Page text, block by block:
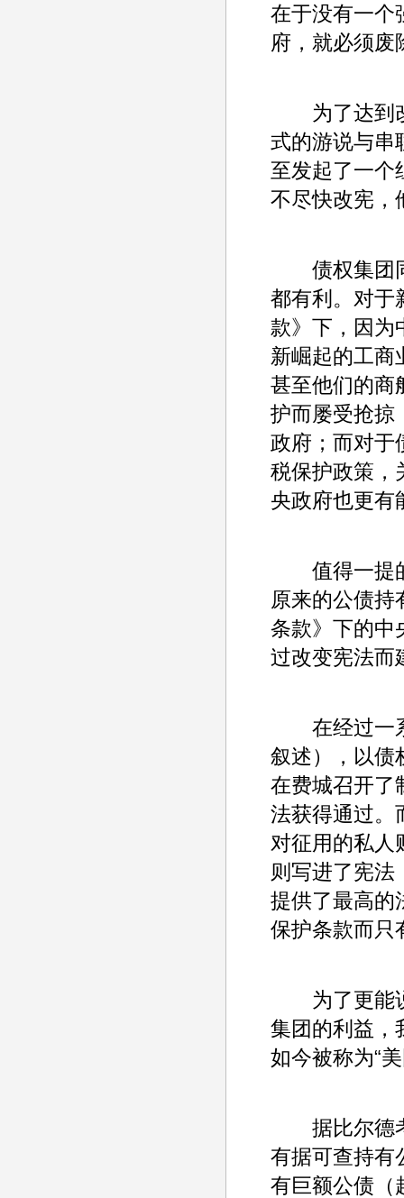
在于没有一个
府，就必须废
为了达到改
式的游说与串
至发起了一个
不尽快改宪，
债权集团同
都有利。对于
款》下，因为
新崛起的工商
甚至他们的商
护而屡受抢掠
政府；而对于
税保护政策，
央政府也更有
值得一提的
原来的公债持
条款》下的中
过改变宪法而
在经过一系
叙述），以债
在费城召开了
法获得通过。
对征用的私人
则写进了宪法
提供了最高的
保护条款而只
为了更能说
集团的利益
如今被称为“
据比尔德考
有据可查持有
有巨额公债（